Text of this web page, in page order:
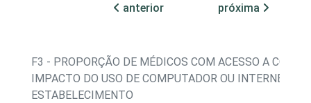
anterior
próxima
F3 - PROPORÇÃO DE MÉDICOS COM ACESSO A
IMPACTO DO USO DE COMPUTADOR OU INTERNET
ESTABELECIMENTO